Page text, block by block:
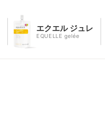
エクエル ジュレ
EQUELLE gelée